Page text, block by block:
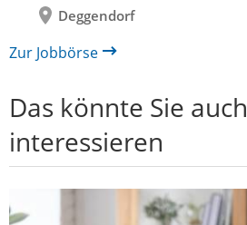
Deggendorf
Zur Jobbörse
Das könnte Sie auch
interessieren